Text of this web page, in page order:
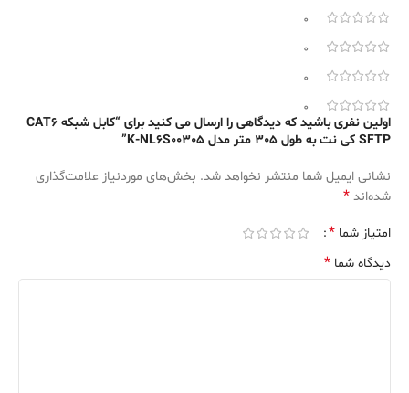
0
0
0
0
اولین نفری باشید که دیدگاهی را ارسال می کنید برای “کابل شبکه CAT6
SFTP کی نت به طول 305 متر مدل K-NL6S00305”
نشانی ایمیل شما منتشر نخواهد شد. بخش‌های موردنیاز علامت‌گذاری
شده‌اند *
امتیاز شما *
دیدگاه شما *